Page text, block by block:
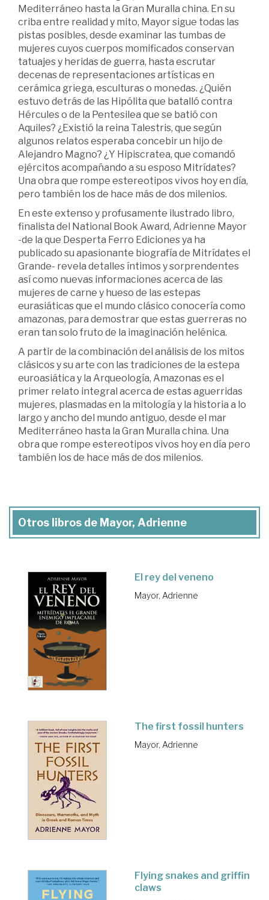
Mediterráneo hasta la Gran Muralla china. En su
criba entre realidad y mito, Mayor sigue todas las
pistas posibles, desde examinar las tumbas de
mujeres cuyos cuerpos momificados conservan
tatuajes y heridas de guerra, hasta escrutar
decenas de representaciones artísticas en
cerámica griega, esculturas o monedas. ¿Quién
estuvo detrás de las Hipólita que batalló contra
Hércules o de la Pentesilea que se batió con
Aquiles? ¿Existió la reina Talestris, que según
algunos relatos esperaba concebir un hijo de
Alejandro Magno? ¿Y Hipiscratea, que comandó
ejércitos acompañando a su esposo Mitrídates?
Una obra que rompe estereotipos vivos hoy en día,
pero también los de hace más de dos milenios.
En este extenso y profusamente ilustrado libro,
finalista del National Book Award, Adrienne Mayor
-de la que Desperta Ferro Ediciones ya ha
publicado su apasionante biografía de Mitrídates el
Grande- revela detalles íntimos y sorprendentes
así como nuevas informaciones acerca de las
mujeres de carne y hueso de las estepas
eurasiáticas que el mundo clásico conocería como
amazonas, para demostrar que estas guerreras no
eran tan solo fruto de la imaginación helénica.
A partir de la combinación del análisis de los mitos
clásicos y su arte con las tradiciones de la estepa
euroasiática y la Arqueología, Amazonas es el
primer relato integral acerca de estas aguerridas
mujeres, plasmadas en la mitología y la historia a lo
largo y ancho del mundo antiguo, desde el mar
Mediterráneo hasta la Gran Muralla china. Una
obra que rompe estereotipos vivos hoy en día pero
también los de hace más de dos milenios.
Otros libros de Mayor, Adrienne
El rey del veneno
Mayor, Adrienne
The first fossil hunters
Mayor, Adrienne
Flying snakes and griffin
claws